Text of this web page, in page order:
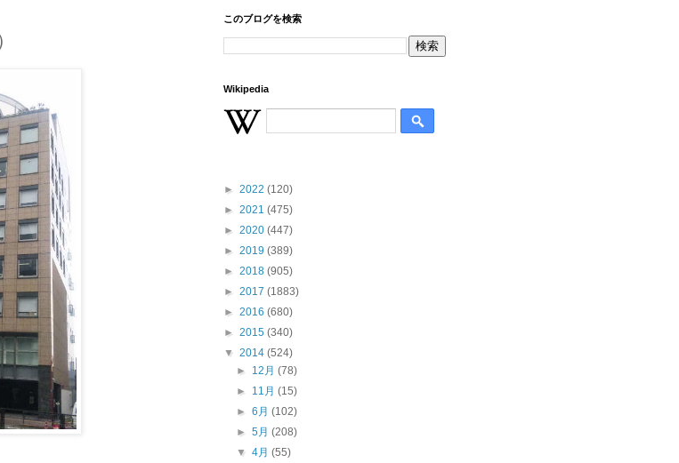
このブログを検索
Wikipedia
► 2022 (120)
► 2021 (475)
► 2020 (447)
► 2019 (389)
► 2018 (905)
► 2017 (1883)
► 2016 (680)
► 2015 (340)
▼ 2014 (524)
► 12月(78)
► 11月(15)
►6月(102)
►5月(208)
▼4月(55)